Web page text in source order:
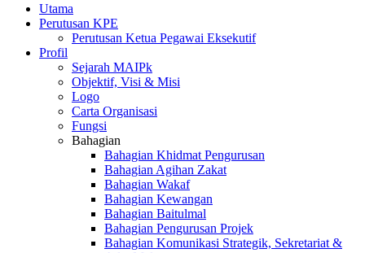
Utama
Perutusan KPE
Perutusan Ketua Pegawai Eksekutif
Profil
Sejarah MAIPk
Objektif, Visi & Misi
Logo
Carta Organisasi
Fungsi
Bahagian
Bahagian Khidmat Pengurusan
Bahagian Agihan Zakat
Bahagian Wakaf
Bahagian Kewangan
Bahagian Baitulmal
Bahagian Pengurusan Projek
Bahagian Komunikasi Strategik, Sekretariat &